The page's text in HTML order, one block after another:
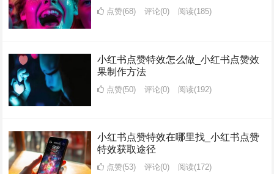
点赞(68) 评论(0) 阅读(185)
小红书点赞特效怎么做_小红书点赞效
果制作方法
点赞(50) 评论(0) 阅读(192)
小红书点赞特效在哪里找_小红书点赞
特效获取途径
点赞(53) 评论(0) 阅读(172)